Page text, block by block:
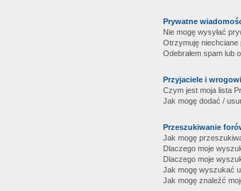
Prywatne
Nie mogę wysyłać
Otrzymuję niechciane
Odebrałem spam lub
Przyjaciele i
Czym jest moja lista
Jak mogę dodać /
Przeszukiwanie
Jak mogę
Dlaczego moje
Dlaczego moje
Jak mogę wyszukać
Jak mogę znaleźć